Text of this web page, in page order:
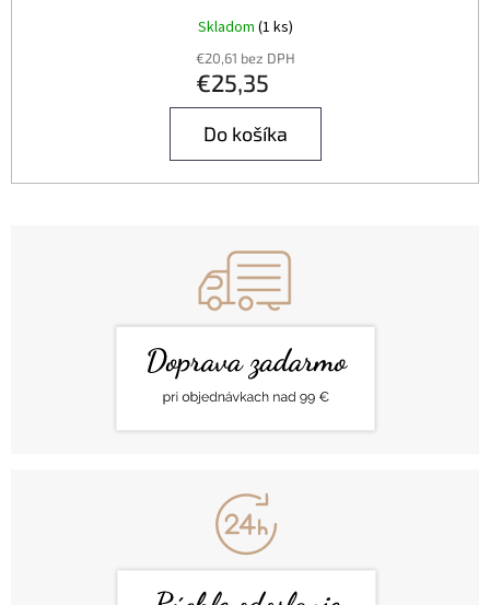
Skladom (1 ks)
€20,61 bez DPH
€25,35
Do košíka